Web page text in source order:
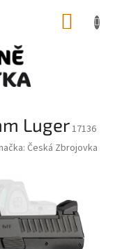
Luger17136
Česká Zbrojovka